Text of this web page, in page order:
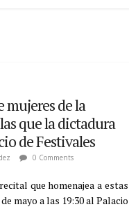
mujeres de la
que la dictadura
de Festivales
0 Comments
que homenajea a estas
mayo a las 19:30 al Palacio